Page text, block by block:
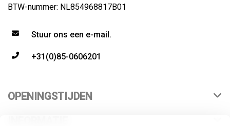
BTW-nummer: NL854968817B01
Stuur ons een e-mail.
+31(0)85-0606201
OPENINGSTIJDEN